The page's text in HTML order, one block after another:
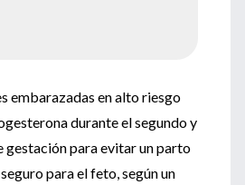
embarazadas en alto riesgo
durante el segundo y
para evitar un parto
para el feto, según un